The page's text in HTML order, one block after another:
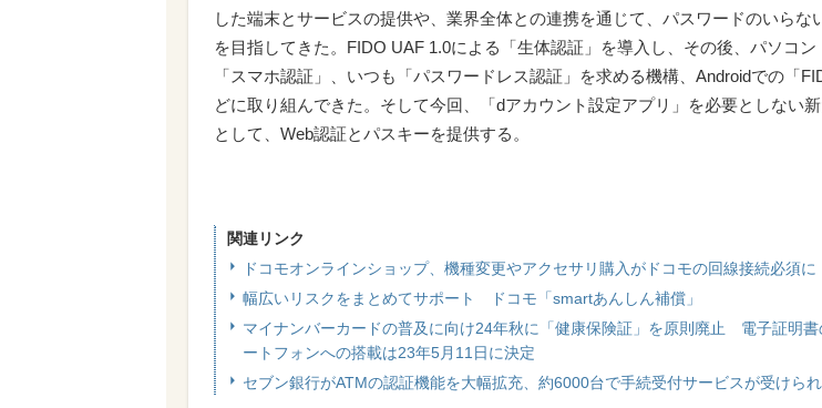
した端末とサービスの提供や、業界全体との連携を通じて、パスワードのいらな
を目指してきた。FIDO UAF 1.0による「生体認証」を導入し、その後、パソコン
「スマホ認証」、いつも「パスワードレス認証」を求める機構、Androidでの「
どに取り組んできた。そして今回、「dアカウント設定アプリ」を必要としない
として、Web認証とパスキーを提供する。
関連リンク
ドコモオンラインショップ、機種変更やアクセサリ購入がドコモの回線接続必須に
幅広いリスクをまとめてサポート ドコモ「smartあんしん補償」
マイナンバーカードの普及に向け24年秋に「健康保険証」を原則廃止 電子証明書
ートフォンへの搭載は23年5月11日に決定
セブン銀行がATMの認証機能を大幅拡充、約6000台で手続受付サービスが受けら